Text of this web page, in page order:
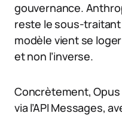
gouvernance.
reste le sous-
modèle vient se
et non l’inverse.
Concrètement,
via l’API Messages,